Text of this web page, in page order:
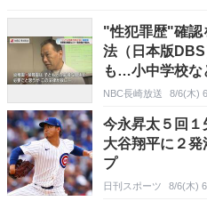
"性犯罪歴"確認
法（日本版
も…小中学校な
NBC長崎放送 8/6(木)
今永昇太５回
大谷翔平に２
プ
日刊スポーツ 8/6(木)